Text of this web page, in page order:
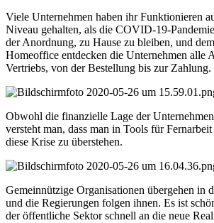
Viele Unternehmen haben ihr Funktionieren
Niveau gehalten, als die COVID-19-
der Anordnung, zu Hause zu bleiben, und
Homeoffice entdecken die Unternehmen alle
Vertriebs, von der Bestellung bis zur Zahlung.
Obwohl die finanzielle Lage der
versteht man, dass man in Tools für
diese Krise zu überstehen.
Gemeinnützige Organisationen übergehen in
und die Regierungen folgen ihnen. Es ist
der öffentliche Sektor schnell an die neue